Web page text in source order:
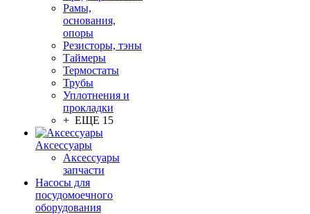
Рамы,
основания,
опоры
Резисторы, тэны
Таймеры
Термостаты
Трубы
Уплотнения и
прокладки
+ ЕЩЕ 15
Аксессуары
Аксессуары
запчасти
Насосы для
посудомоечного
оборудования